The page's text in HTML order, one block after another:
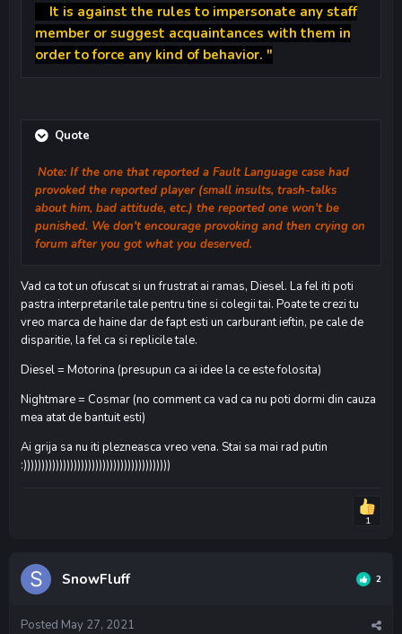
It is against the rules to impersonate any staff
member or suggest acquaintances with them in
order to force any kind of behavior. "
Quote
Note: If the one that reported a Fault Language case had
provoked the reported player (small insults, trash-talks
about him, bad attitude, etc.) the reported one won't be
punished. We don't encourage provoking and then crying on
forum after you got what you deserved.
Vad ca tot un ofuscat si un frustrat ai ramas, Diesel. La fel iti poti
pastra interpretarile tale pentru tine si colegii tai. Poate te crezi tu
vreo marca de haine dar de fapt esti un carburant ieftin, pe cale de
disparitie, la fel ca si replicile tale.
Diesel = Motorina (presupun ca ai idee la ce este folosita)
Nightmare = Cosmar (no comment ca vad ca nu poti dormi din cauza
mea atat de bantuit esti)
Ai grija sa nu iti plezneasca vreo vena. Stai sa mai rad putin
:)))))))))))))))))))))))))))))))))))))))))
1
SnowFluff 2
Posted May 27, 2021